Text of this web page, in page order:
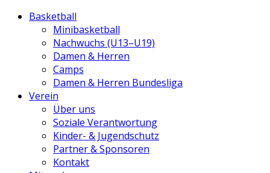
Basketball
Minibasketball
Nachwuchs (U13–U19)
Damen & Herren
Camps
Damen & Herren Bundesliga
Verein
Über uns
Soziale Verantwortung
Kinder- & Jugendschutz
Partner & Sponsoren
Kontakt